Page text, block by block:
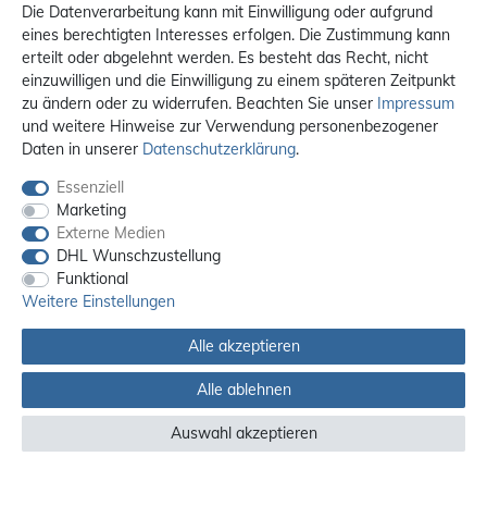
Versandkosten in andere Länder finden Siehier
© 2012 - 2026 orex.de / powered bycreateyourtemplate
Die Datenverarbeitung kann mit Einwilligung oder aufgrund
eines berechtigten Interesses erfolgen. Die Zustimmung kann
erteilt oder abgelehnt werden. Es besteht das Recht, nicht
einzuwilligen und die Einwilligung zu einem späteren Zeitpunkt
zu ändern oder zu widerrufen. Beachten Sie unser Impressum
und weitere Hinweise zur Verwendung personenbezogener
Daten in unserer Daten­schutz­erklärung.
Essenziell
Marketing
Externe Medien
DHL Wunschzustellung
Funktional
Weitere Einstellungen
Alle akzeptieren
Alle ablehnen
Auswahl akzeptieren